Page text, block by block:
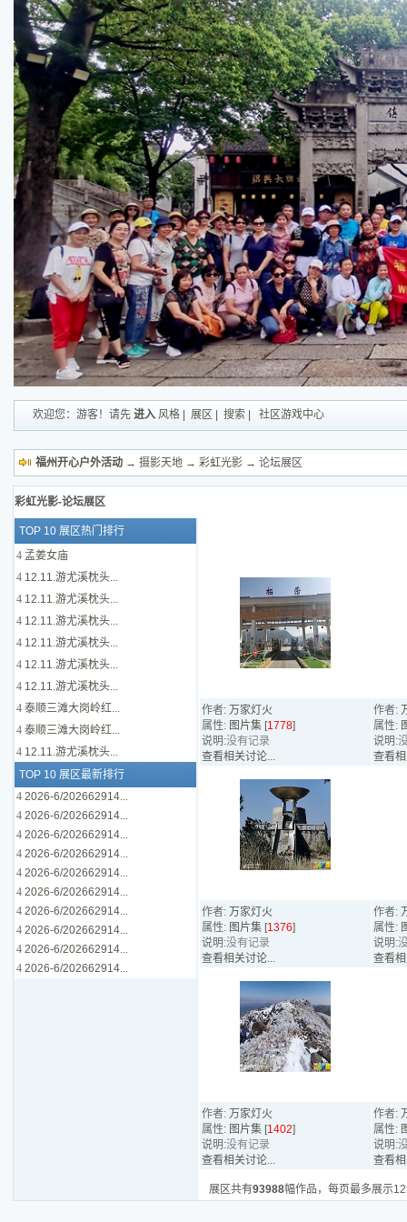
欢迎您：游客！请先 进入 风格 展区 搜索| 社区游戏中心
福州开心户外活动→ 摄影天地→ 彩虹光影→ 论坛展区
彩虹光影-论坛展区
TOP 10 展区热门排行
4孟姜女庙
412.11.游尤溪枕头...
412.11.游尤溪枕头...
412.11.游尤溪枕头...
412.11.游尤溪枕头...
412.11.游尤溪枕头...
412.11.游尤溪枕头...
4泰顺三滩大岗岭红...
4泰顺三滩大岗岭红...
412.11.游尤溪枕头...
TOP 10 展区最新排行
42026-6/202662914...
42026-6/202662914...
42026-6/202662914...
42026-6/202662914...
42026-6/202662914...
42026-6/202662914...
42026-6/202662914...
42026-6/202662914...
42026-6/202662914...
42026-6/202662914...
作者: 万家灯火
属性: 图片集 [1778]
说明:没有记录
查看相关讨论...
作者:
属性:
说明:
查看
作者: 万家灯火
属性: 图片集 [1376]
说明:没有记录
查看相关讨论...
作者:
属性:
说明:
查看
作者: 万家灯火
属性: 图片集 [1402]
说明:没有记录
查看相关讨论...
作者:
属性:
说明:
查看
展区共有93988幅作品，每页最多展示